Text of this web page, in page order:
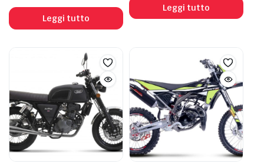
Leggi tutto
Leggi tutto